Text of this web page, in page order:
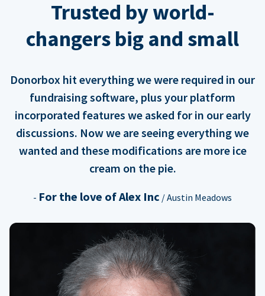
Trusted by world-
changers big and small
Donorbox hit everything we were required in our
fundraising software, plus your platform
incorporated features we asked for in our early
discussions. Now we are seeing everything we
wanted and these modifications are more ice
cream on the pie.
- For the love of Alex Inc / Austin Meadows